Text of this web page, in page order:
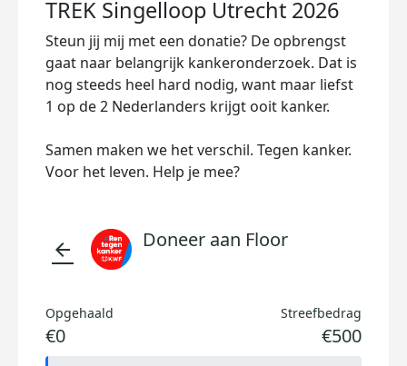
TREK Singelloop Utrecht 2026
Steun jij mij met een donatie? De opbrengst
gaat naar belangrijk kankeronderzoek. Dat is
nog steeds heel hard nodig, want maar liefst
1 op de 2 Nederlanders krijgt ooit kanker.
Samen maken we het verschil. Tegen kanker.
Voor het leven. Help je mee?
arrow_back Doneer aan Floor
Opgehaald
€0
Streefbedrag
€500